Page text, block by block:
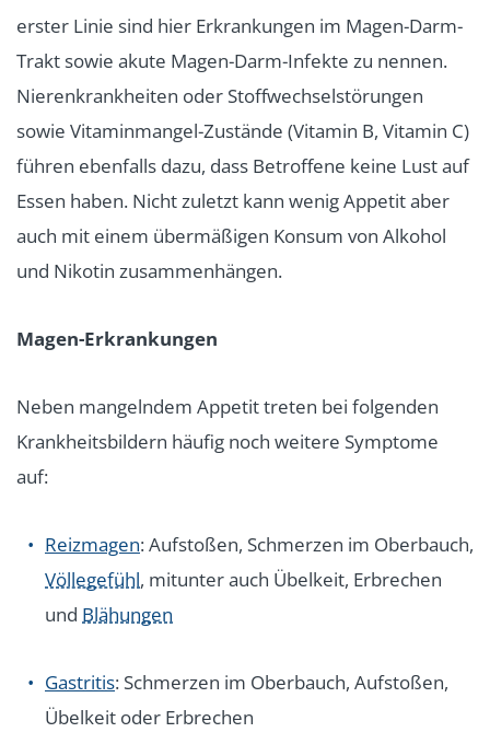
erster Linie sind hier Erkrankungen im Magen-Darm-
Trakt sowie akute Magen-Darm-Infekte zu nennen.
Nierenkrankheiten oder Stoffwechselstörungen
sowie Vitaminmangel-Zustände (Vitamin B, Vitamin C)
führen ebenfalls dazu, dass Betroffene keine Lust auf
Essen haben. Nicht zuletzt kann wenig Appetit aber
auch mit einem übermäßigen Konsum von Alkohol
und Nikotin zusammenhängen.
Magen-Erkrankungen
Neben mangelndem Appetit treten bei folgenden
Krankheitsbildern häufig noch weitere Symptome
auf:
Reizmagen: Aufstoßen, Schmerzen im Oberbauch,
Völlegefühl, mitunter auch Übelkeit, Erbrechen
und Blähungen
Gastritis: Schmerzen im Oberbauch, Aufstoßen,
Übelkeit oder Erbrechen